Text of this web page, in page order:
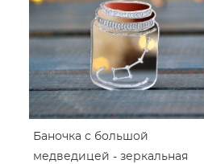
Баночка с большой
медведицей - зеркальная